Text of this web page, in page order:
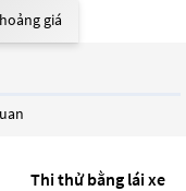
giá
Thi thử bằng lái xe